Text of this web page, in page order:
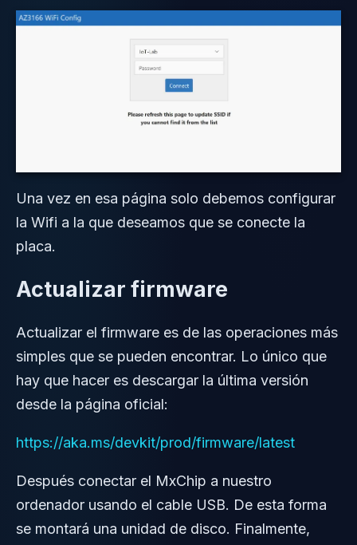
Una vez en esa página solo debemos configurar
la Wifi a la que deseamos que se conecte la
placa.
Actualizar firmware
Actualizar el firmware es de las operaciones más
simples que se pueden encontrar. Lo único que
hay que hacer es descargar la última versión
desde la página oficial:
https://aka.ms/devkit/prod/firmware/latest
Después conectar el MxChip a nuestro
ordenador usando el cable USB. De esta forma
se montará una unidad de disco. Finalmente,